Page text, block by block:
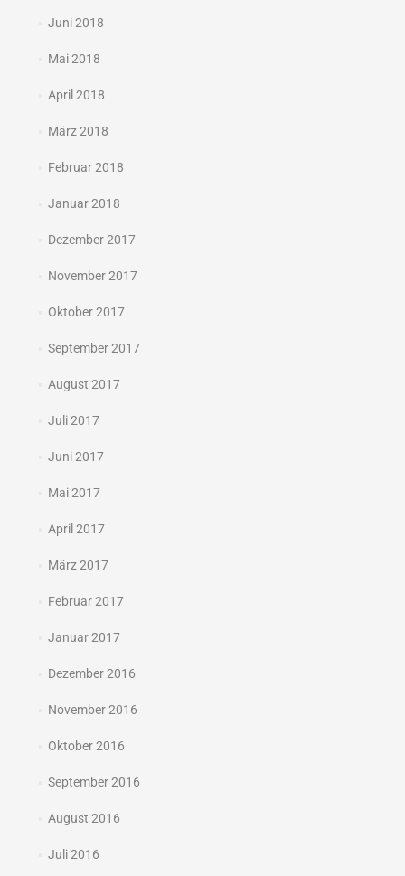
Juni 2018
Mai 2018
April 2018
März 2018
Februar 2018
Januar 2018
Dezember 2017
November 2017
Oktober 2017
September 2017
August 2017
Juli 2017
Juni 2017
Mai 2017
April 2017
März 2017
Februar 2017
Januar 2017
Dezember 2016
November 2016
Oktober 2016
September 2016
August 2016
Juli 2016